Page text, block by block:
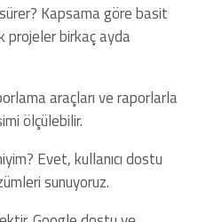
Kapsama göre basit
projeler birkaç ayda
araçları ve raporlarla
ölçülebilir.
Evet, kullanıcı dostu
sunuyoruz.